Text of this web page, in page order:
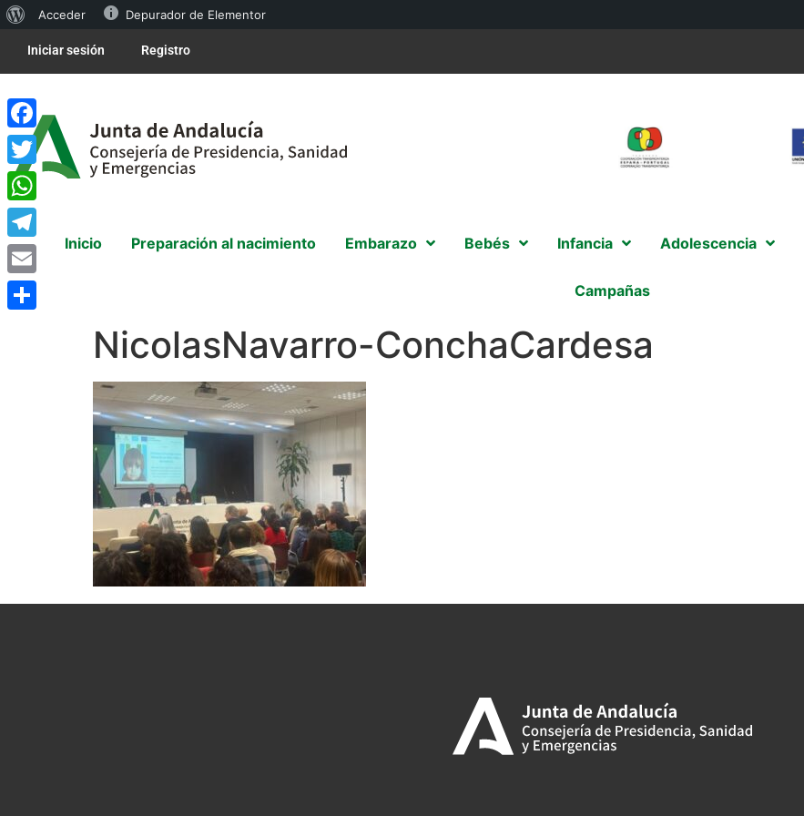
Acceder Depurador de Elementor
Iniciar sesión Registro
Inicio Preparación al nacimiento Embarazo Bebés Infancia Adolescencia
Campañas
NicolasNavarro-ConchaCardesa
Facebook
Twitter
WhatsApp
Telegram
Email